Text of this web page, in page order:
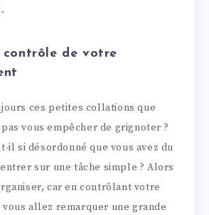
contrôle de votre
ces petites collations que
vous empêcher de grignoter ?
il si désordonné que vous avez du
sur une tâche simple ? Alors
car en contrôlant votre
allez remarquer une grande